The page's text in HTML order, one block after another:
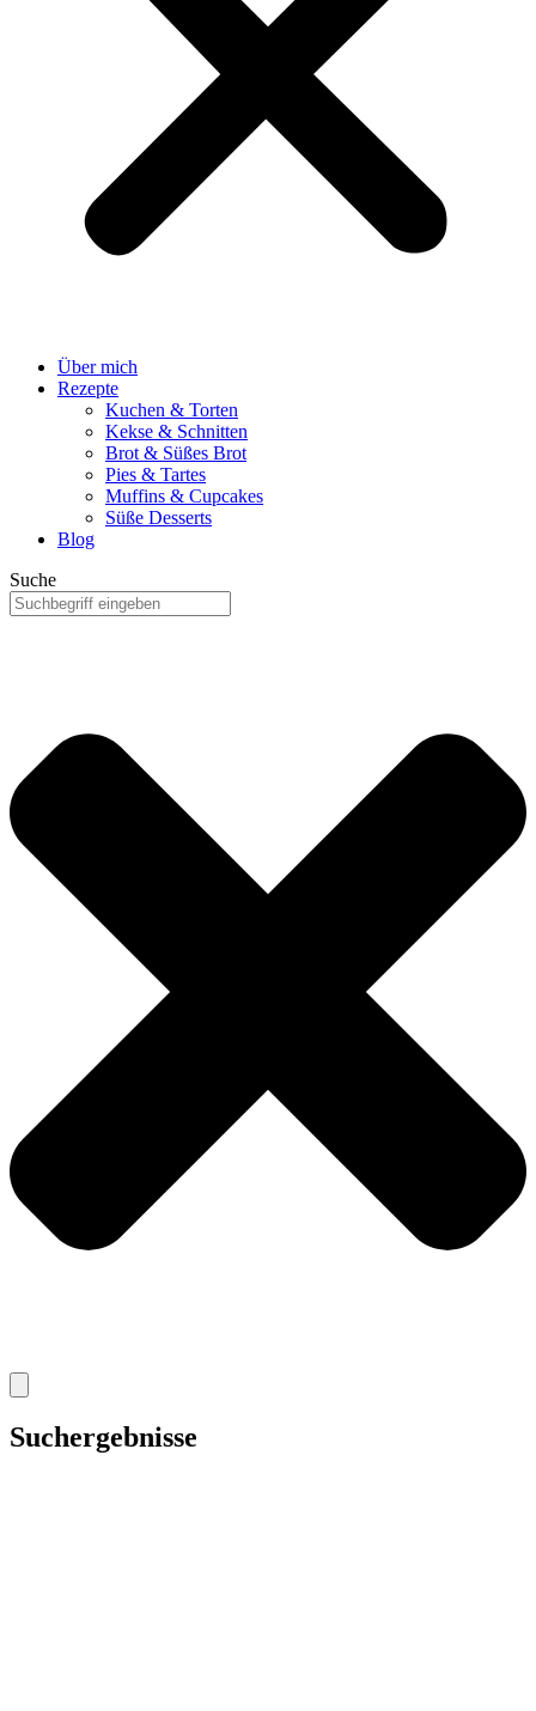
Über mich
Rezepte
Kuchen & Torten
Kekse & Schnitten
Brot & Süßes Brot
Pies & Tartes
Muffins & Cupcakes
Süße Desserts
Blog
Suche
Suchergebnisse